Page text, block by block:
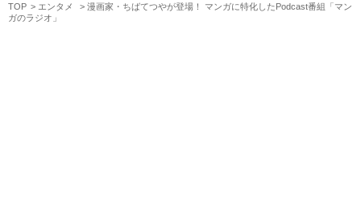
TOP エンタメ
漫画家・ちばてつやが登場！ マンガに特化したPodcast番組「マン
ガのラジオ」